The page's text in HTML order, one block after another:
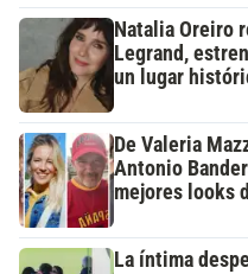
Natalia Oreiro
Legrand,
un lugar
De Valeria
Antonio
mejores looks
La íntima